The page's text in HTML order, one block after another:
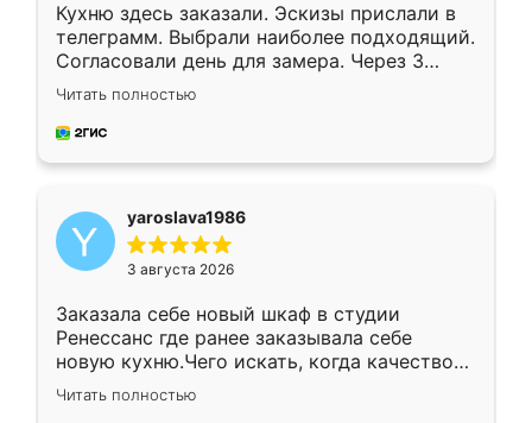
Кухню здесь заказали. Эскизы прислали в
телеграмм. Выбрали наиболее подходящий.
Согласовали день для замера. Через 3
недели кухня была уже готова. Остались
довольны работой. Спасибо Ренессанс
мебель за качественную работу!
Читать полностью
yaroslava1986
3 августа 2026
Заказала себе новый шкаф в студии
Ренессанс где ранее заказывала себе
новую кухню.Чего искать, когда качеством
вполне довольна. Служит кухня уже почти
два года, нареканий нет.
Читать полностью